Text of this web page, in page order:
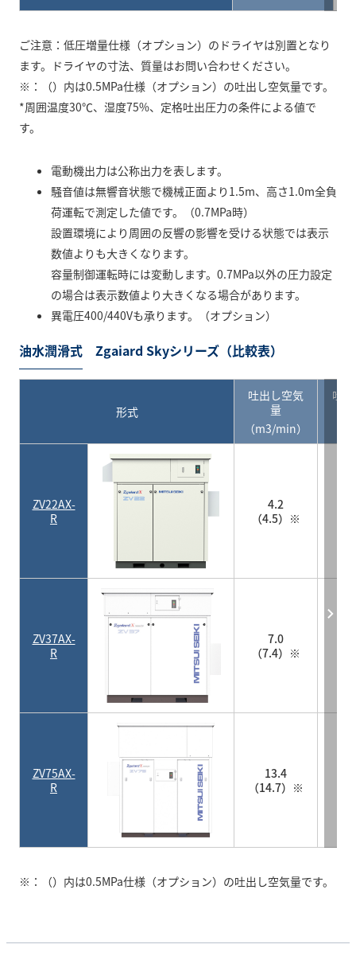
ご注意：低圧増量仕様（オプション）のドライヤは別置となり
ます。ドライヤの寸法、質量はお問い合わせください。
※：（）内は0.5MPa仕様（オプション）の吐出し空気量です。
*周囲温度30℃、湿度75%、定格吐出圧力の条件による値で
す。
電動機出力は公称出力を表します。
騒音値は無響音状態で機械正面より1.5m、高さ1.0m全負
荷運転で測定した値です。（0.7MPa時）
設置環境により周囲の反響の影響を受ける状態では表示
数値よりも大きくなります。
容量制御運転時には変動します。0.7MPa以外の圧力設定
の場合は表示数値より大きくなる場合があります。
異電圧400/440Vも承ります。（オプション）
油水潤滑式 Zgaiard Skyシリーズ（比較表）
形式
吐出し空気
量
（m3/min）
吐
ZV22AX-
R
4.2
（4.5）※
ZV37AX-
R
7.0
（7.4）※
ZV75AX-
R
13.4
（14.7）※
※：（）内は0.5MPa仕様（オプション）の吐出し空気量です。